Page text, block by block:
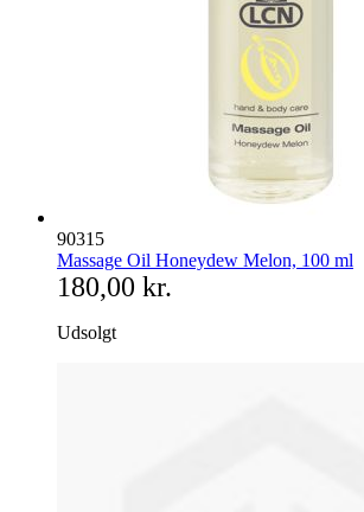
90315
Massage Oil Honeydew Melon, 100 ml
180,00 kr.
Udsolgt